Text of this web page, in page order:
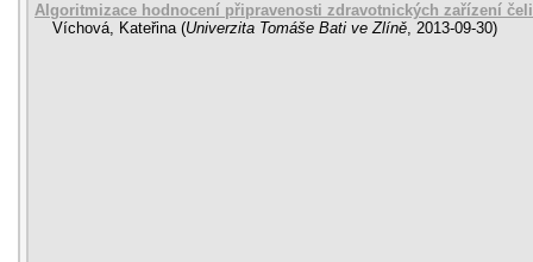
Algoritmizace hodnocení připravenosti zdravotnických zařízení
Víchová, Kateřina (Univerzita Tomáše Bati ve Zlíně, 2013-09-30)